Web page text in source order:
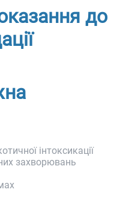
до
інтоксикації
захворювань